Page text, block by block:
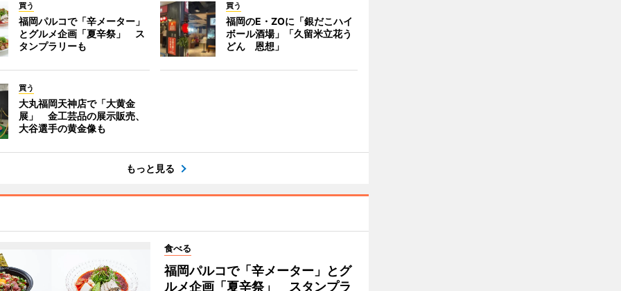
買う
福岡パルコで「辛メーター」
とグルメ企画「夏辛祭」 ス
タンプラリーも
買う
福岡のE・ZOに「銀だこハイ
ボール酒場」「久留米立花う
どん 恩想」
買う
大丸福岡天神店で「大黄金
展」 金工芸品の展示販売、
大谷選手の黄金像も
もっと見る
食べる
福岡パルコで「辛メーター」とグ
ルメ企画「夏辛祭」 スタンプラ